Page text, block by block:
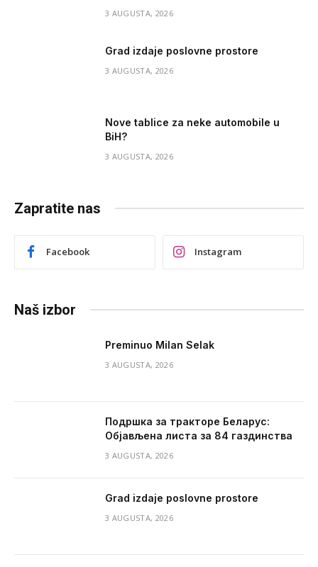
3 AUGUSTA, 2026
Grad izdaje poslovne prostore
3 AUGUSTA, 2026
Nove tablice za neke automobile u
BiH?
3 AUGUSTA, 2026
Zapratite nas
Facebook Instagram
Naš izbor
Preminuo Milan Selak
3 AUGUSTA, 2026
Подршка за тракторе Беларус:
Објављена листа за 84 газдинства
3 AUGUSTA, 2026
Grad izdaje poslovne prostore
3 AUGUSTA, 2026